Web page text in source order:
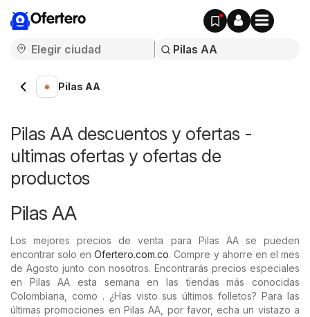
Ofertero
Pilas AA
Pilas AA descuentos y ofertas -
ultimas ofertas y ofertas de
productos
Pilas AA
Los mejores precios de venta para Pilas AA se pueden
encontrar solo enOfertero.com.co. Compre y ahorre en el mes
de Agosto junto con nosotros. Encontrarás precios especiales
en Pilas AA esta semana en las tiendas más conocidas
Colombiana, como . ¿Has visto sus últimos folletos? Para las
últimas promociones en Pilas AA, por favor, echa un vistazo a